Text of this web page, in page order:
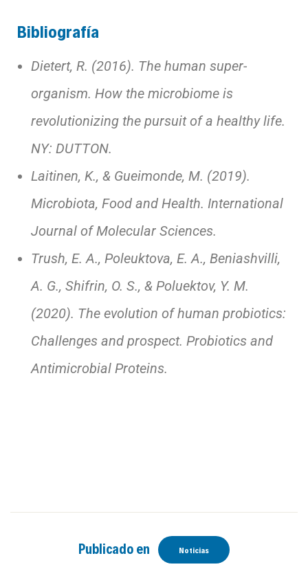
Bibliografía
Dietert, R. (2016). The human super-
organism. How the microbiome is
revolutionizing the pursuit of a healthy life.
NY: DUTTON.
Laitinen, K., & Gueimonde, M. (2019).
Microbiota, Food and Health. International
Journal of Molecular Sciences.
Trush, E. A., Poleuktova, E. A., Beniashvilli,
A. G., Shifrin, O. S., & Poluektov, Y. M.
(2020). The evolution of human probiotics:
Challenges and prospect. Probiotics and
Antimicrobial Proteins.
Publicado en Noticias